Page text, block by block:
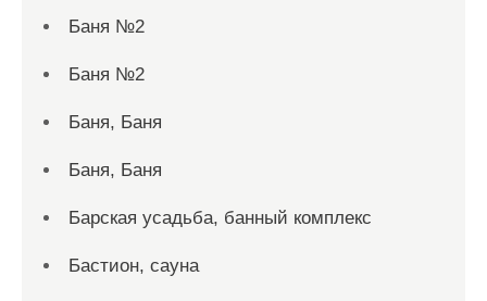
Баня №2
Баня №2
Баня, Баня
Баня, Баня
Барская усадьба, банный комплекс
Бастион, сауна